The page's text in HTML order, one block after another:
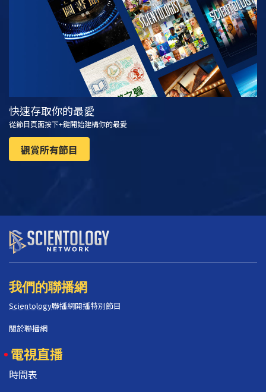
快速存取你的最愛
從節目頁面按下+鍵開始建構你的最愛
觀賞所有節目
我們的聯播網
Scientology聯播網開播特別節目
關於聯播網
電視直播
時間表